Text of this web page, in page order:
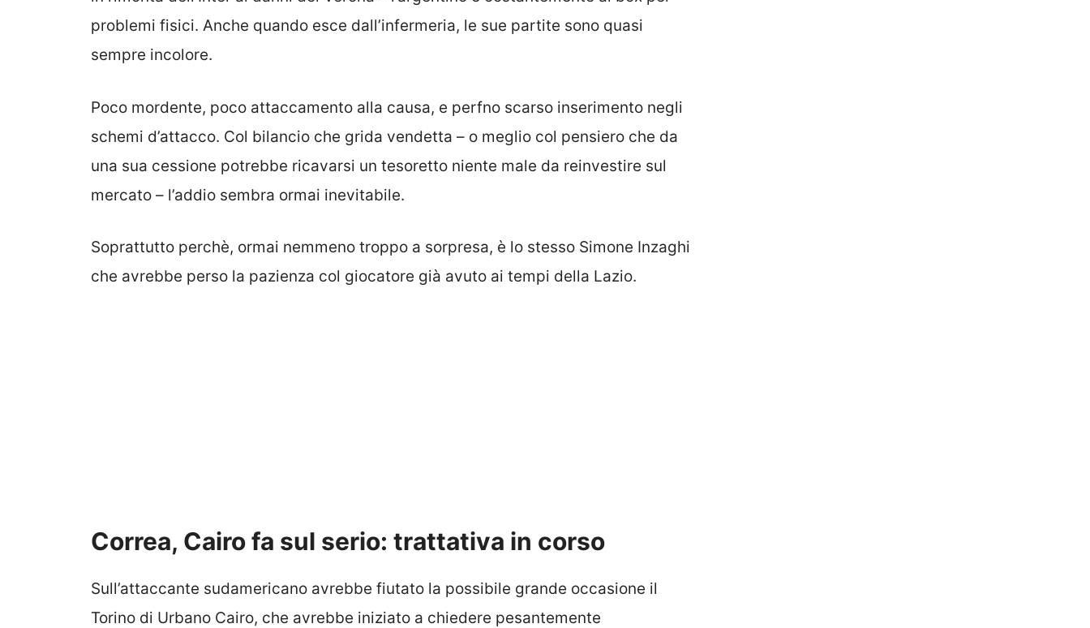
problemi fisici. Anche quando esce dall’infermeria, le sue partite sono quasi
sempre incolore.
Poco mordente, poco attaccamento alla causa, e perfno scarso inserimento negli
schemi d’attacco. Col bilancio che grida vendetta – o meglio col pensiero che da
una sua cessione potrebbe ricavarsi un tesoretto niente male da reinvestire sul
mercato – l’addio sembra ormai inevitabile.
Soprattutto perchè, ormai nemmeno troppo a sorpresa, è lo stesso Simone Inzaghi
che avrebbe perso la pazienza col giocatore già avuto ai tempi della Lazio.
Correa, Cairo fa sul serio: trattativa in corso
Sull’attaccante sudamericano avrebbe fiutato la possibile grande occasione il
Torino di Urbano Cairo, che avrebbe iniziato a chiedere pesantemente